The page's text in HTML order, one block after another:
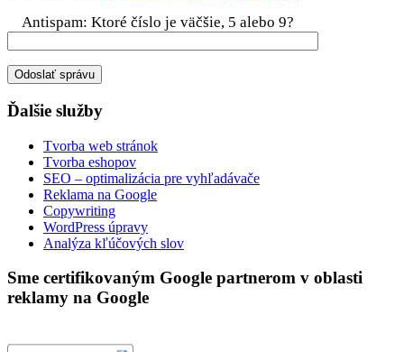
Antispam: Ktoré číslo je väčšie, 5 alebo 9?
Ďalšie služby
Tvorba web stránok
Tvorba eshopov
SEO – optimalizácia pre vyhľadávače
Reklama na Google
Copywriting
WordPress úpravy
Analýza kľúčových slov
Sme certifikovaným Google partnerom v oblasti
reklamy na Google